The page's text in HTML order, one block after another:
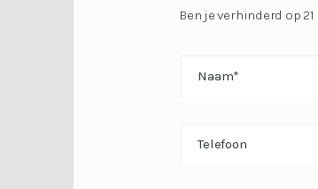
Ben je verhinderd op
(Vereist)